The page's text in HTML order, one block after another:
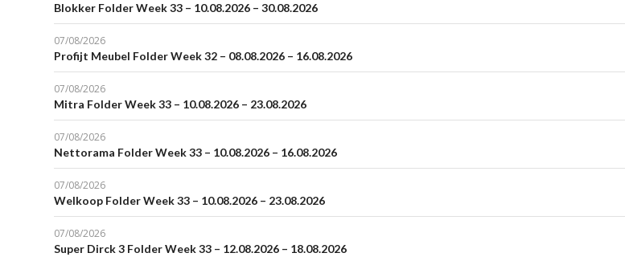
Blokker Folder Week 33 – 10.08.2026 – 30.08.2026
07/08/2026
Profijt Meubel Folder Week 32 – 08.08.2026 – 16.08.2026
07/08/2026
Mitra Folder Week 33 – 10.08.2026 – 23.08.2026
07/08/2026
Nettorama Folder Week 33 – 10.08.2026 – 16.08.2026
07/08/2026
Welkoop Folder Week 33 – 10.08.2026 – 23.08.2026
07/08/2026
Super Dirck 3 Folder Week 33 – 12.08.2026 – 18.08.2026